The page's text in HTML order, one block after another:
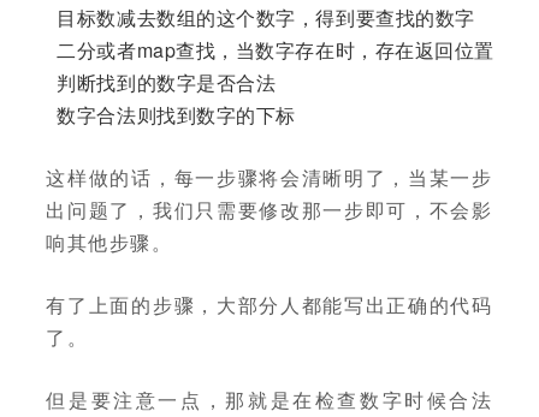
目标数减去数组的这个数字，得到要查找的数字
二分或者map查找，当数字存在时，存在返回位置
判断找到的数字是否合法
数字合法则找到数字的下标
这样做的话，每一步骤将会清晰明了，当某一步
出问题了，我们只需要修改那一步即可，不会影
响其他步骤。
有了上面的步骤，大部分人都能写出正确的代码
了。
但是要注意一点，那就是在检查数字时候合法